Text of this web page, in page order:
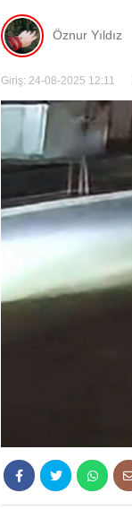
Öznur Yıldız
Giriş: 24-08-2025 12:11